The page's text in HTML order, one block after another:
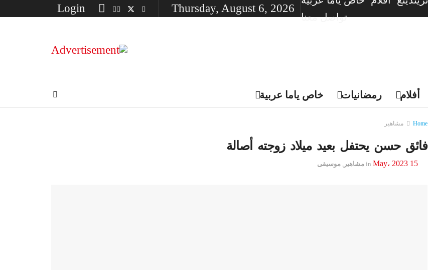
تواصل معنا
Thursday, August 6, 2026
خاص ياما عربية رمضانيات أفلام
Home مشاهير
فائق حسن يحتفل بعيد ميلاد زوجته أصالة
15 May، 2023 in مشاهير , موسيقى